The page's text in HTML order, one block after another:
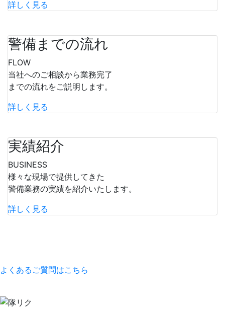
詳しく見る
警備までの流れ
FLOW
当社へのご相談から業務完了
までの流れをご説明します。
詳しく見る
実績紹介
BUSINESS
様々な現場で提供してきた
警備業務の実績を紹介いたします。
詳しく見る
よくあるご質問はこちら